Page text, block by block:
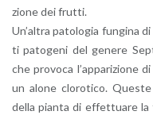
zio­ne dei frut­ti.
Un’al­tra pa­to­lo­gia fun­gi­na
ti pa­to­ge­ni del ge­ne­re
che pro­vo­ca l’ap­pa­ri­zio­ne
un alone clo­ro­ti­co.
della pian­ta di ef­fet­tua­re